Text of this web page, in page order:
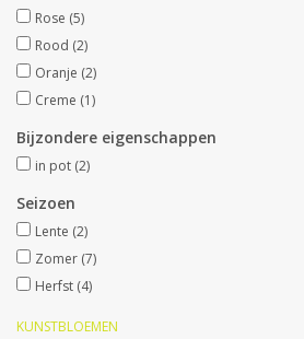
Blad - en Bessentakken
Kunstfruit
Home deco
Kunstkransen
Rose (5)
Rood (2)
Oranje (2)
Creme (1)
Bijzondere eigenschappen
in pot (2)
Seizoen
Lente (2)
Zomer (7)
Herfst (4)
KUNSTBLOEMEN